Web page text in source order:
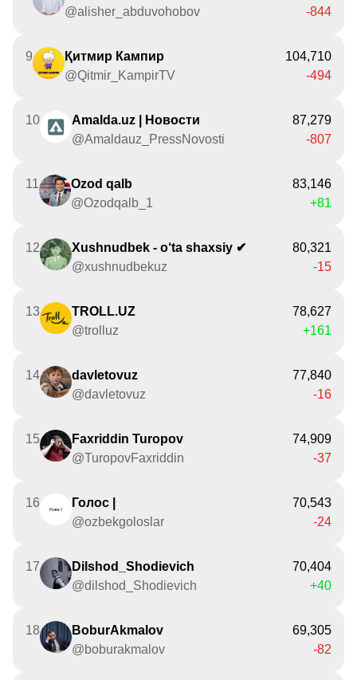
@alisher_abduvohobov
-844
9
Қитмир Кампир
@Qitmir_KampirTV
104,710
-494
10
Amalda.uz | Новости
@Amaldauz_PressNovosti
87,279
-807
11
Ozod qalb
@Ozodqalb_1
83,146
+81
12
Xushnudbek - o‘ta shaxsiy ✔
@xushnudbekuz
80,321
-15
13
TROLL.UZ
@trolluz
78,627
+161
14
davletovuz
@davletovuz
77,840
-16
15
Faxriddin Turopov
@TuropovFaxriddin
74,909
-37
16
Голос |
@ozbekgoloslar
70,543
-24
17
Dilshod_Shodievich
@dilshod_Shodievich
70,404
+40
18
BoburAkmalov
@boburakmalov
69,305
-82